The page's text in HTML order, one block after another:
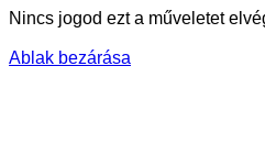
Nincs jogod ezt a műveletet
Ablak bezárása